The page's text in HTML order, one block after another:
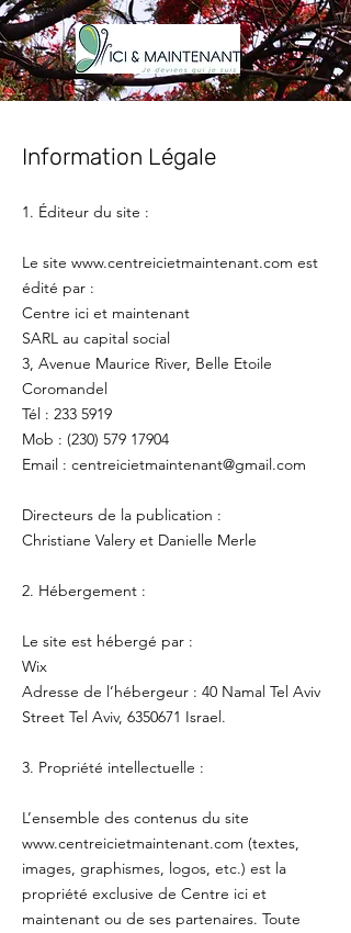
Information Légale
1. Éditeur du site :
Le site www.centreicietmaintenant.com est
édité par :
Centre ici et maintenant
SARL au capital social
3, Avenue Maurice River, Belle Etoile
Coromandel
Tél : 233 5919
Mob : (230) 579 17904
Email : centreicietmaintenant@gmail.com
Directeurs de la publication :
Christiane Valery et Danielle Merle
2. Hébergement :
Le site est hébergé par :
Wix
Adresse de l’hébergeur : 40 Namal Tel Aviv
Street Tel Aviv, 6350671 Israel.
3. Propriété intellectuelle :
L’ensemble des contenus du site
www.centreicietmaintenant.com (textes,
images, graphismes, logos, etc.) est la
propriété exclusive de Centre ici et
maintenant ou de ses partenaires. Toute